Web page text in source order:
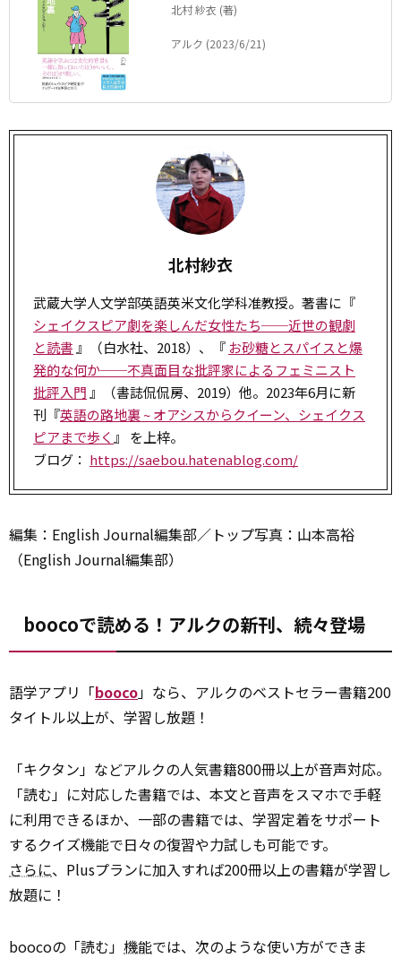
北村 紗衣 (著)
アルク (2023/6/21)
北村紗衣
武蔵大学人文学部英語英米文化学科准教授。著書に『
シェイクスピア劇を楽しんだ女性たち──近世の観劇
と読書 』（白水社、2018）、『 お砂糖とスパイスと爆
発的な何か──不真面目な批評家によるフェミニスト
批評入門 』（書誌侃侃房、2019）他。2023年6月に新
刊『英語の路地裏 ~ オアシスからクイーン、シェイクス
ピアまで歩く 』 を上梓。
ブログ： https://saebou.hatenablog.com/
編集：English Journal編集部／トップ写真：山本高裕
（English Journal編集部）
boocoで読める！アルクの新刊、続々登場
語学アプリ「booco」なら、アルクのベストセラー書籍200
タイトル以上が、学習し放題！
「キクタン」などアルクの人気書籍800冊以上が音声対応。
「読む」に対応した書籍では、本文と音声をスマホで手軽
に利用できるほか、一部の書籍では、学習定着をサポート
するクイズ機能で日々の復習や力試しも可能です。
さらに、Plusプランに加入すれば200冊以上の書籍が学習し
放題に！
boocoの「読む」 機能では、次のような使い方ができま